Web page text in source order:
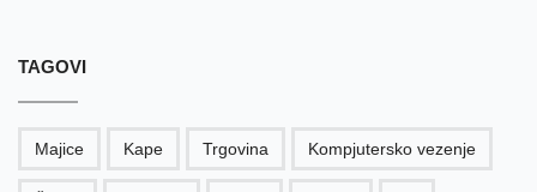
TAGOVI
Majice Kape Trgovina Kompjutersko vezenje